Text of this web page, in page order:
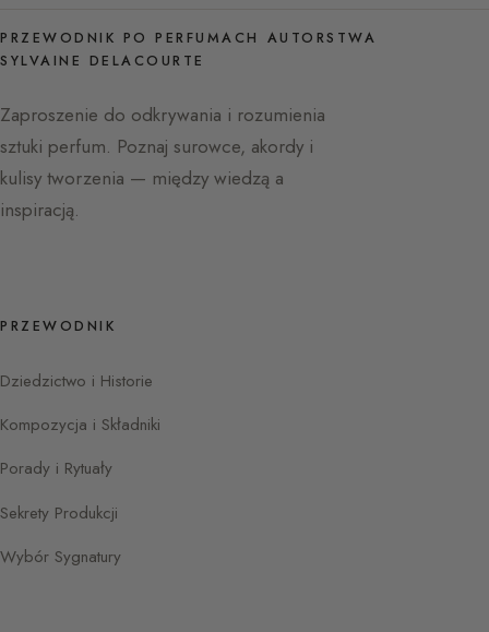
PRZEWODNIK PO PERFUMACH AUTORSTWA
SYLVAINE DELACOURTE
Zaproszenie do odkrywania i rozumienia
sztuki perfum. Poznaj surowce, akordy i
kulisy tworzenia — między wiedzą a
inspiracją.
PRZEWODNIK
Dziedzictwo i Historie
Kompozycja i Składniki
Porady i Rytuały
Sekrety Produkcji
Wybór Sygnatury